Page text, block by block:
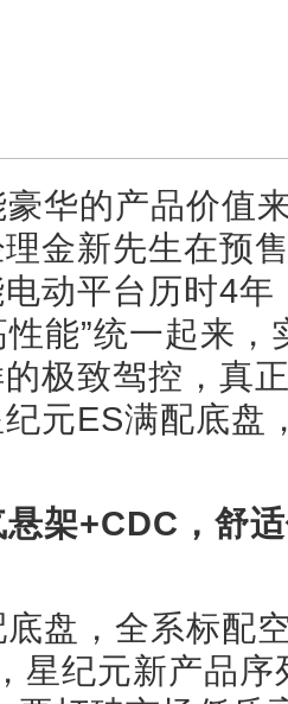
豪华的产品价值
金新先生在预
动平台历时4
性能”统一起来
极致驾控，真
元ES满配底盘
架+CDC，舒
盘，全系标配
星纪元新产品